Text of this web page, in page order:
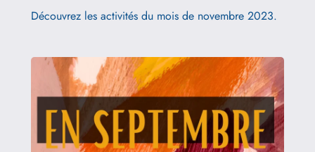
Découvrez les activités du mois de novembre 2023.